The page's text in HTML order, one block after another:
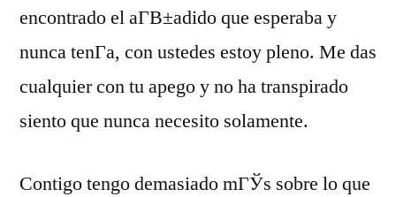
encontrado el aГ­В±adido que esperaba y
nunca tenГ­a, con ustedes estoy pleno. Me das
cualquier con tu apego y no ha transpirado
siento que nunca necesito solamente.
Contigo tengo demasiado mГЎs sobre lo que